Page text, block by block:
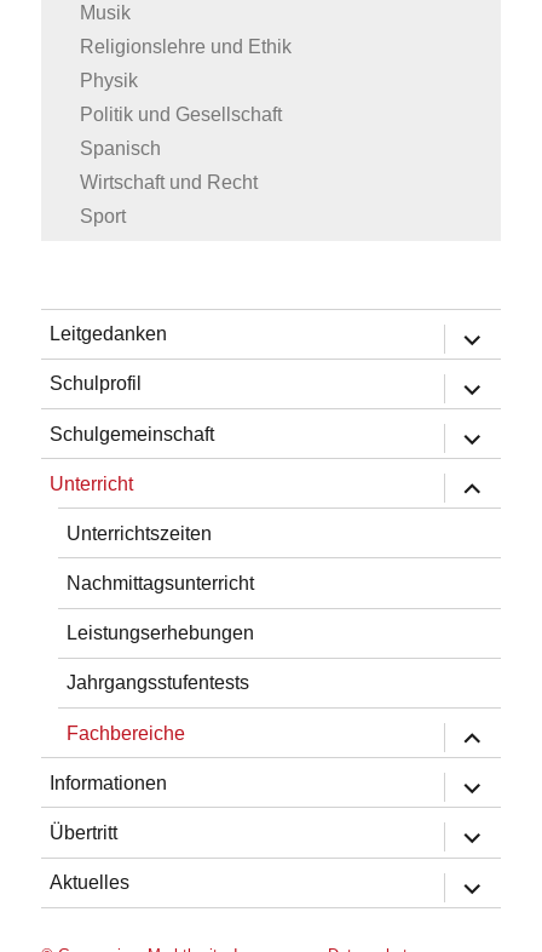
Musik
Religionslehre und Ethik
Physik
Politik und Gesellschaft
Spanisch
Wirtschaft und Recht
Sport
Leitgedanken
öffnen
Schulprofil
öffnen
Schulgemeinschaft
öffnen
Unterricht
öffnen
Unterrichtszeiten
Nachmittagsunterricht
Leistungserhebungen
Jahrgangsstufentests
Fachbereiche
öffnen
Informationen
öffnen
Übertritt
öffnen
Aktuelles
öffnen